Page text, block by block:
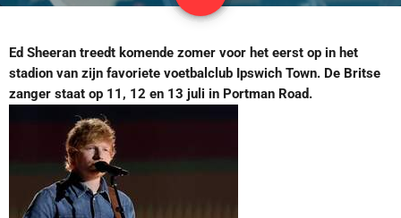
Ed Sheeran treedt komende zomer voor het eerst op in het
stadion van zijn favoriete voetbalclub Ipswich Town. De Britse
zanger staat op 11, 12 en 13 juli in Portman Road.